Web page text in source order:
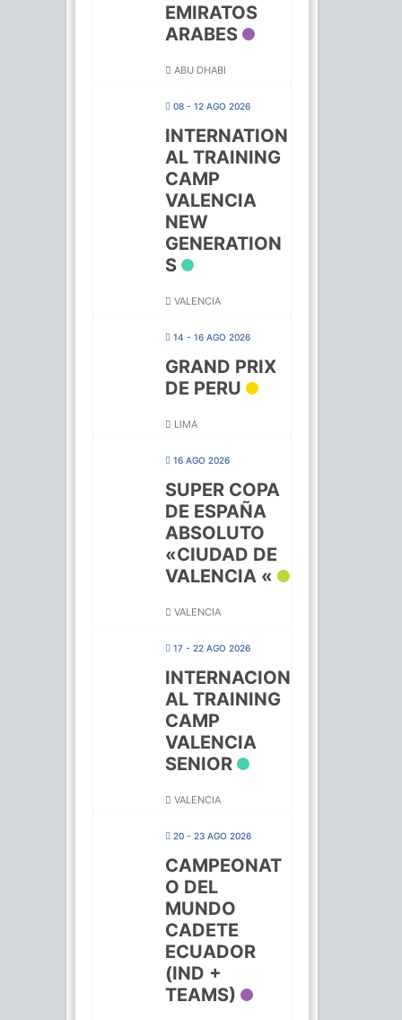
EMIRATOS
ARABES
ABU DHABI
08 - 12 AGO 2026
INTERNATION
AL TRAINING
CAMP
VALENCIA
NEW
GENERATION
S
VALENCIA
14 - 16 AGO 2026
GRAND PRIX
DE PERU
LIMA
16 AGO 2026
SUPER COPA
DE ESPAÑA
ABSOLUTO
«CIUDAD DE
VALENCIA «
VALENCIA
17 - 22 AGO 2026
INTERNACION
AL TRAINING
CAMP
VALENCIA
SENIOR
VALENCIA
20 - 23 AGO 2026
CAMPEONAT
O DEL
MUNDO
CADETE
ECUADOR
(IND +
TEAMS)